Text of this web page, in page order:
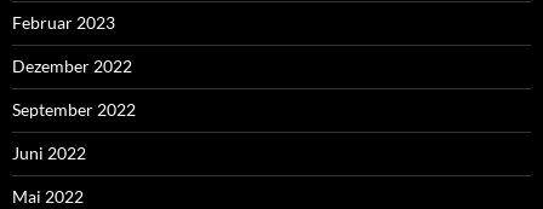
Februar 2023
Dezember 2022
September 2022
Juni 2022
Mai 2022